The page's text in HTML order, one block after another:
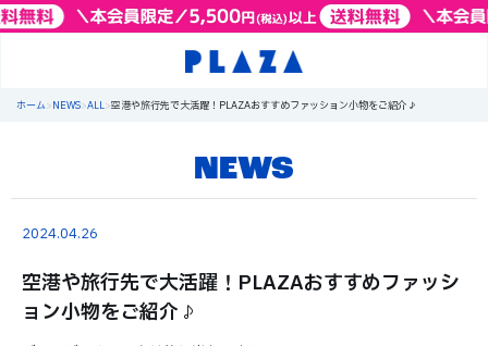
ホーム>NEWS>ALL>空港や旅行先で大活躍！PLAZAおすすめファッション小物をご紹介♪
NEWS
2024.04.26
空港や旅行先で大活躍！PLAZAおすすめファッシ
ョン小物をご紹介♪